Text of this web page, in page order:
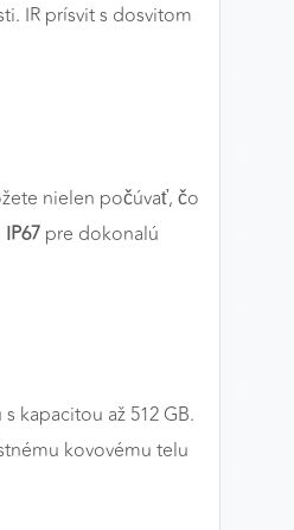
IR prísvit s dosvitom
nielen počúvať, čo
IP67 pre dokonalú
kapacitou až 512 GB.
kovovému telu